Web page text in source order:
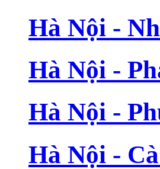
Hà Nội -
Hà Nội -
Hà Nội -
Hà Nội -